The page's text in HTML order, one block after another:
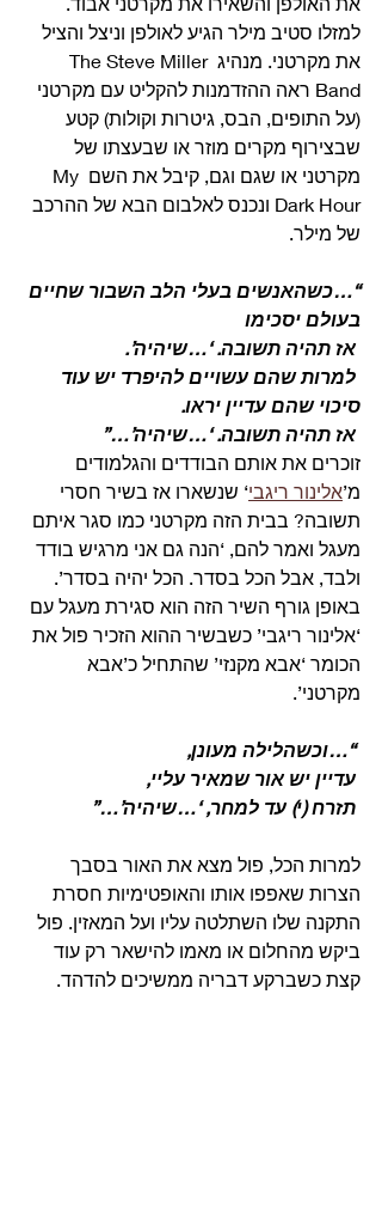
למזלו סטיב מילר הגיע לאולפן וניצל והציל
את מקרטני. מנהיג The Steve Miller
Band ראה ההזדמנות להקליט עם מקרטני
(על התופים, הבס, גיטרות וקולות) קטע
שבצירוף מקרים מוזר או שבעצתו של
מקרטני או שגם וגם, קיבל את השם My
Dark Hour ונכנס לאלבום הבא של ההרכב
של מילר.
“…כשהאנשים בעלי הלב השבור שחיים
בעולם יסכימו
למרות שהם עשויים להיפרד יש עוד
סיכוי שהם עדיין יראו.
זוכרים את אותם הבודדים והגלמודים
מ’אלינור ריגבי‘ שנשארו אז בשיר חסרי
תשובה? בבית הזה מקרטני כמו סגר איתם
מעגל ואמר להם, ‘הנה גם אני מרגיש בודד
ולבד, אבל הכל בסדר. הכל יהיה בסדר’.
באופן גורף השיר הזה הוא סגירת מעגל עם
‘אלינור ריגבי’ כשבשיר ההוא הזכיר פול את
הכומר ‘אבא מקנזי’ שהתחיל כ’אבא
מקרטני’.
“…וכשהלילה מעונן,
למרות הכל, פול מצא את האור בסבך
הצרות שאפפו אותו והאופטימיות חסרת
התקנה שלו השתלטה עליו ועל המאזין. פול
ביקש מהחלום או מאמו להישאר רק עוד
קצת כשברקע דבריה ממשיכים להדהד.